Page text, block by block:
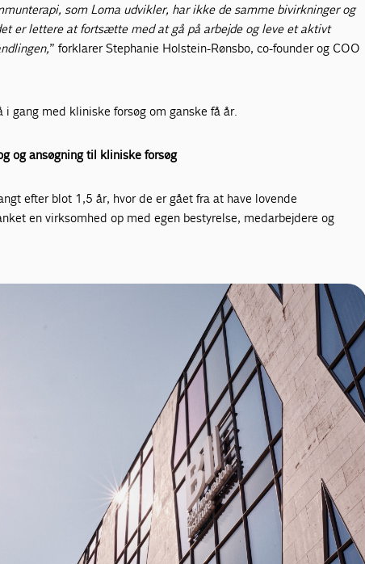
som Loma udvikler, har ikke de samme bivirkninger og
er lettere at fortsætte med at gå på arbejde og leve et aktivt
” forklarer Stephanie Holstein-Rønsbo, co-founder og COO
i gang med kliniske forsøg om ganske få år.
og ansøgning til kliniske forsøg
efter blot 1,5 år, hvor de er gået fra at have lovende
en virksomhed op med egen bestyrelse, medarbejdere og